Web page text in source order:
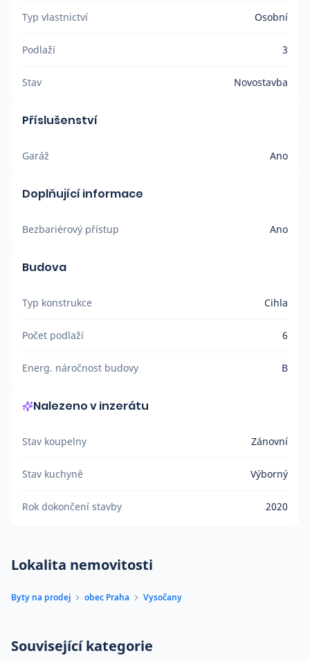
Typ vlastnictví Osobní
Podlaží 3
Stav Novostavba
Příslušenství
Garáž Ano
Doplňující informace
Bezbariérový přístup Ano
Budova
Typ konstrukce Cihla
Počet podlaží 6
Energ. náročnost budovy B
Nalezeno v inzerátu
Stav koupelny Zánovní
Stav kuchyně Výborný
Rok dokončení stavby 2020
Lokalita nemovitosti
Byty na prodej obec Praha Vysočany
Související kategorie